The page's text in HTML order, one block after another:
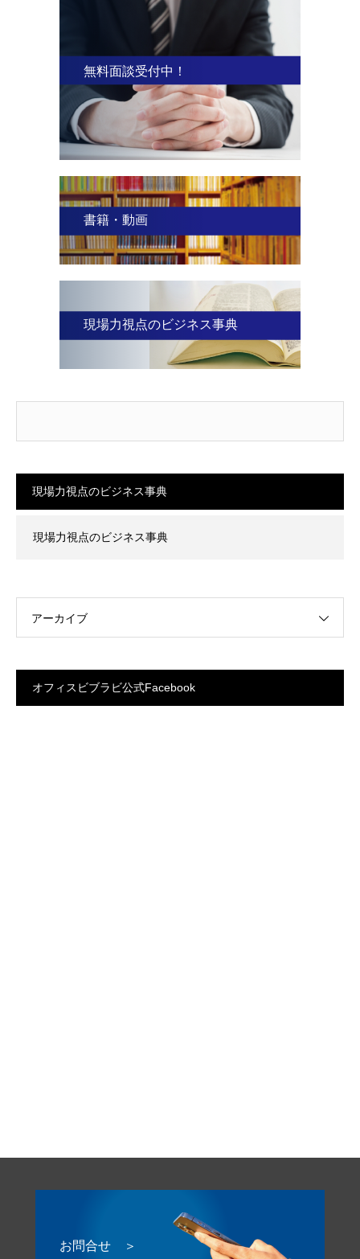
無料面談受付中！
書籍・動画
現場力視点のビジネス事典
現場力視点のビジネス事典
現場力視点のビジネス事典
アーカイブ
オフィスビブラビ公式Facebook
お問合せ ＞